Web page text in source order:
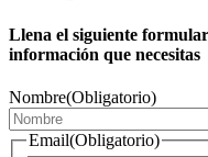
Llena el siguiente
información que necesitas
Nombre(Obligatorio)
Email(Obligatorio)